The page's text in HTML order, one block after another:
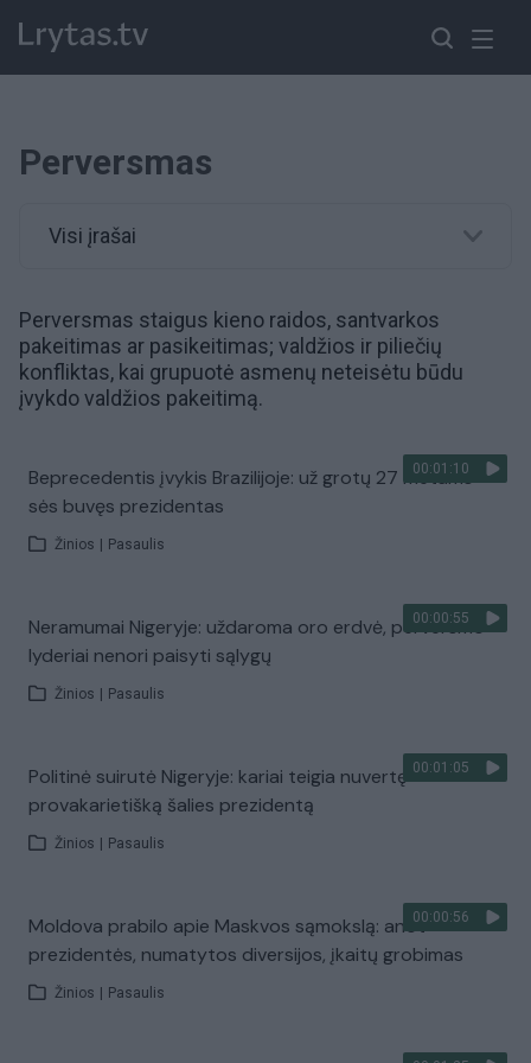
Perversmas
Visi įrašai
Perversmas staigus kieno raidos, santvarkos
pakeitimas ar pasikeitimas; valdžios ir piliečių
konfliktas, kai grupuotė asmenų neteisėtu būdu
įvykdo valdžios pakeitimą.
00:01:10
Beprecedentis įvykis Brazilijoje: už grotų 27 metams
sės buvęs prezidentas
Žinios Pasaulis
00:00:55
Neramumai Nigeryje: uždaroma oro erdvė, perversmo
lyderiai nenori paisyti sąlygų
Žinios Pasaulis
00:01:05
Politinė suirutė Nigeryje: kariai teigia nuvertę
provakarietišką šalies prezidentą
Žinios Pasaulis
00:00:56
Moldova prabilo apie Maskvos sąmokslą: anot
prezidentės, numatytos diversijos, įkaitų grobimas
Žinios Pasaulis